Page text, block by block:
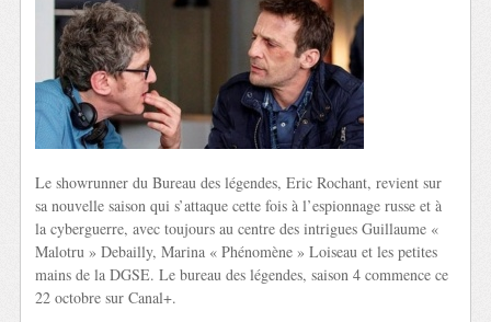
Le showrunner du Bureau des légendes, Eric Rochant, revient sur
sa nouvelle saison qui s’attaque cette fois à l’espionnage russe et à
la cyberguerre, avec toujours au centre des intrigues Guillaume «
Malotru » Debailly, Marina « Phénomène » Loiseau et les petites
mains de la DGSE. Le bureau des légendes, saison 4 commence ce
22 octobre sur Canal+.